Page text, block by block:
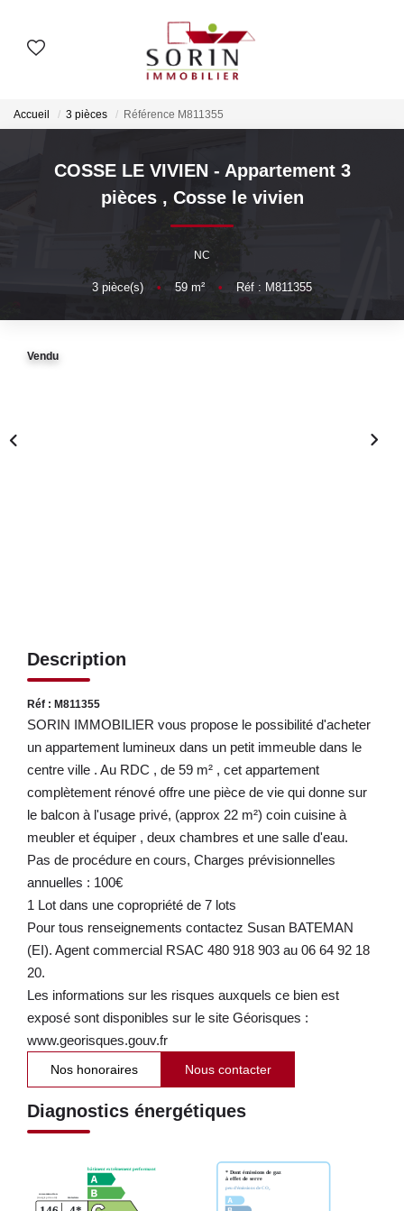
Nos Agences
Notre Histoire
ESTIMER
Estimation En Ligne
Accueil 3 pièces Référence M811355
COSSE LE VIVIEN - Appartement 3
pièces , Cosse le vivien
NC
3 pièce(s) • 59 m² • Réf : M811355
Vendu
Description
Réf : M811355
SORIN IMMOBILIER vous propose le possibilité d'acheter
un appartement lumineux dans un petit immeuble dans le
centre ville . Au RDC , de 59 m² , cet appartement
complètement rénové offre une pièce de vie qui donne sur
le balcon à l'usage privé, (approx 22 m²) coin cuisine à
meubler et équiper , deux chambres et une salle d'eau.
Pas de procédure en cours, Charges prévisionnelles
annuelles : 100€
1 Lot dans une copropriété de 7 lots
Pour tous renseignements contactez Susan BATEMAN
(EI). Agent commercial RSAC 480 918 903 au 06 64 92 18
20.
Les informations sur les risques auxquels ce bien est
exposé sont disponibles sur le site Géorisques :
www.georisques.gouv.fr
Nos honoraires Nous contacter
Diagnostics énergétiques